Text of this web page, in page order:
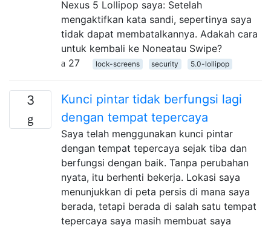
Nexus 5 Lollipop saya: Setelah
mengaktifkan kata sandi, sepertinya saya
tidak dapat membatalkannya. Adakah cara
untuk kembali ke Noneatau Swipe?
27
lock-screens security 5.0-lollipop
3
Kunci pintar tidak berfungsi lagi
dengan tempat tepercaya
Saya telah menggunakan kunci pintar
dengan tempat tepercaya sejak tiba dan
berfungsi dengan baik. Tanpa perubahan
nyata, itu berhenti bekerja. Lokasi saya
menunjukkan di peta persis di mana saya
berada, tetapi berada di salah satu tempat
tepercaya saya masih membuat saya